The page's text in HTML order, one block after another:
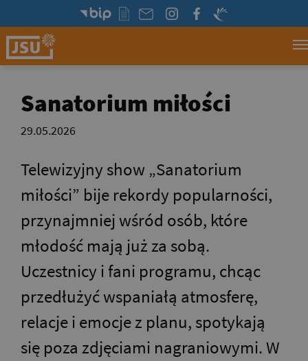
Przejdź do strony:
Sanatorium miłości
29.05.2026
Telewizyjny show „Sanatorium
miłości” bije rekordy popularności,
przynajmniej wśród osób, które
młodość mają już za sobą.
Uczestnicy i fani programu, chcąc
przedłużyć wspaniałą atmosferę,
relacje i emocje z planu, spotykają
się poza zdjęciami nagraniowymi. W